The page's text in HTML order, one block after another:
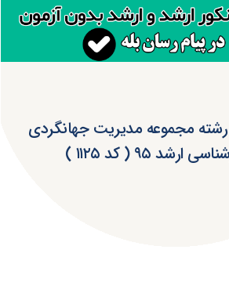
مجموعه مدیریت جهانگردی
۹۵ ( کد ۱۱۲۵ )